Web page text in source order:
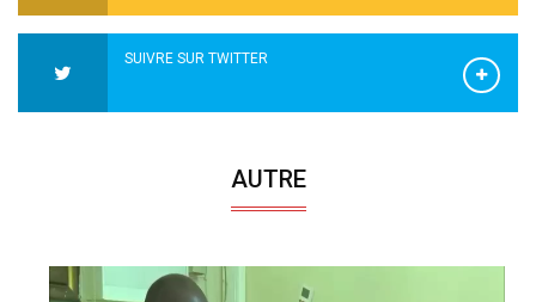
SUIVRE SUR TWITTER
AUTRE